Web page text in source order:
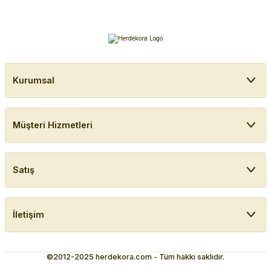
Kurumsal
Müşteri Hizmetleri
Satış
İletişim
©2012-2025 herdekora.com - Tüm hakkı saklıdır.